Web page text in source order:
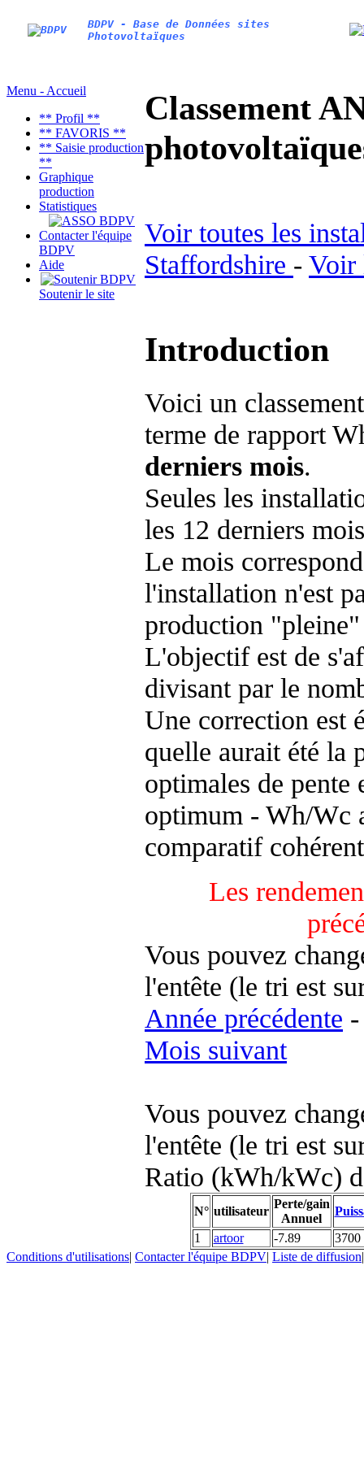
BDPV - Base de Données sites
Photovoltaïques
Menu - Accueil
** Profil **
** FAVORIS **
** Saisie production
**
Graphique
production
Statistiques
Contacter l'équipe
BDPV
Aide
Soutenir le site
Classement
Voir toutes les
Staffordshire - Voir
Introduction
Voici un
terme de rapport
derniers mois.
Seules les
les 12 derniers
Le mois
l'installation n'est
production "pleine"
L'objectif est de
divisant par le
Une correction est
quelle aurait été la
optimales de
optimum - Wh/Wc
comparatif
Les
Vous pouvez
l'entête (le tri est
Année précédente -
Mois suivant
Vous pouvez
l'entête (le tri est
Ratio (kWh/kWc)
N° utilisateur
Perte/gain
Annuel
1
artoor -7.89
3700
Conditions d'utilisations| Contacter l'équipe BDPV| Liste de diffusion